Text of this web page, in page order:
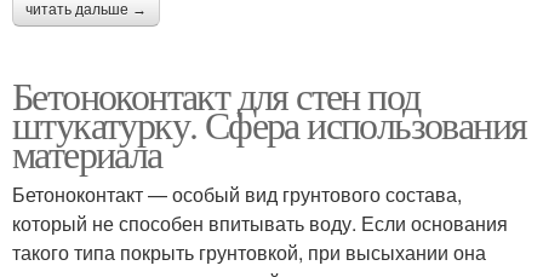
читать дальше →
Бетоноконтакт для стен под
штукатурку. Сфера использования
материала
Бетоноконтакт — особый вид грунтового состава,
который не способен впитывать воду. Если основания
такого типа покрыть грунтовкой, при высыхании она